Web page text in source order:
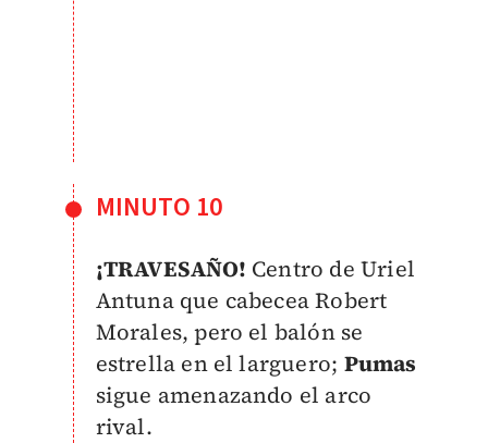
MINUTO 10
¡TRAVESAÑO! Centro de Uriel
Antuna que cabecea Robert
Morales, pero el balón se
estrella en el larguero; Pumas
sigue amenazando el arco
rival.